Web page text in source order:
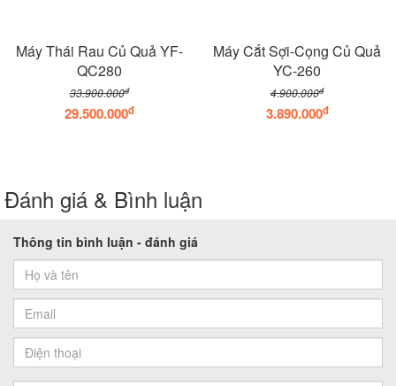
Máy Thái Rau Củ Quả YF-
QC280
33.900.000đ
29.500.000đ
Máy Cắt Sợi-Cọng Củ Quả
YC-260
4.900.000đ
3.890.000đ
Đánh giá & Bình luận
Thông tin bình luận - đánh giá